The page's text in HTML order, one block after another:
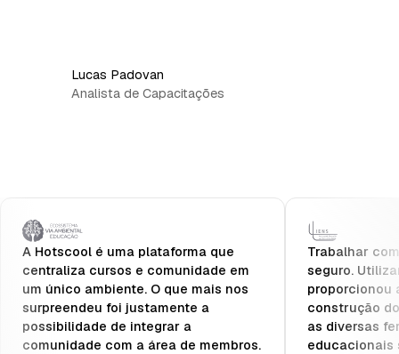
Lucas Padovan
Analista de Capacitações
A Hotscool é uma plataforma que
centraliza cursos e comunidade em
um único ambiente. O que mais nos
surpreendeu foi justamente a
possibilidade de integrar a
comunidade com a área de membros.
Trabalhar
seguro.
proporcionou
construção
as diversas
educacionais